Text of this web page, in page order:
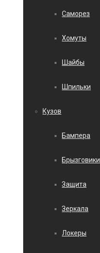
Саморез
Хомуты
Шайбы
Шпильки
Кузов
Бампера
Брызговики
Защита
Зеркала
Локеры